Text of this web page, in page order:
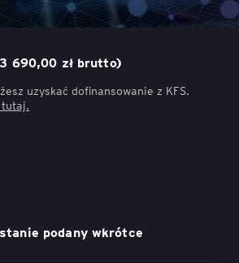
690,00 zł brutto)
uzyskać dofinansowanie z KFS.
tutaj.
podany wkrótce